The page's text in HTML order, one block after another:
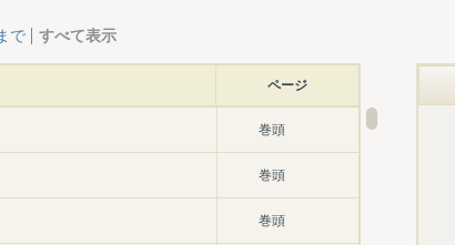
で すべて表示
ページ
巻頭
巻頭
巻頭